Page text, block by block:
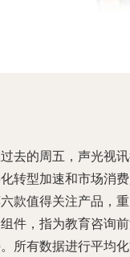
去的周五，声光视
转型加速和市场消
款值得关注产品，
件，指为教育咨询
所有数据进行平均